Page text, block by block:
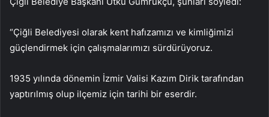
“Çiğli Belediyesi olarak kent hafızamızı ve kimliğimizi
güçlendirmek için çalışmalarımızı sürdürüyoruz.
1935 yılında dönemin İzmir Valisi Kazım Dirik tarafından
yaptırılmış olup ilçemiz için tarihi bir eserdir.